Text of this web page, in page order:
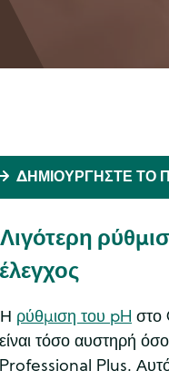
ΔΗΜΙΟΥΡΓΉΣΤΕ ΤΟ
Λιγότερη
έλεγχος
Η ρύθμιση του pH στο
είναι τόσο αυστηρή
Professional Plus. Αυτό